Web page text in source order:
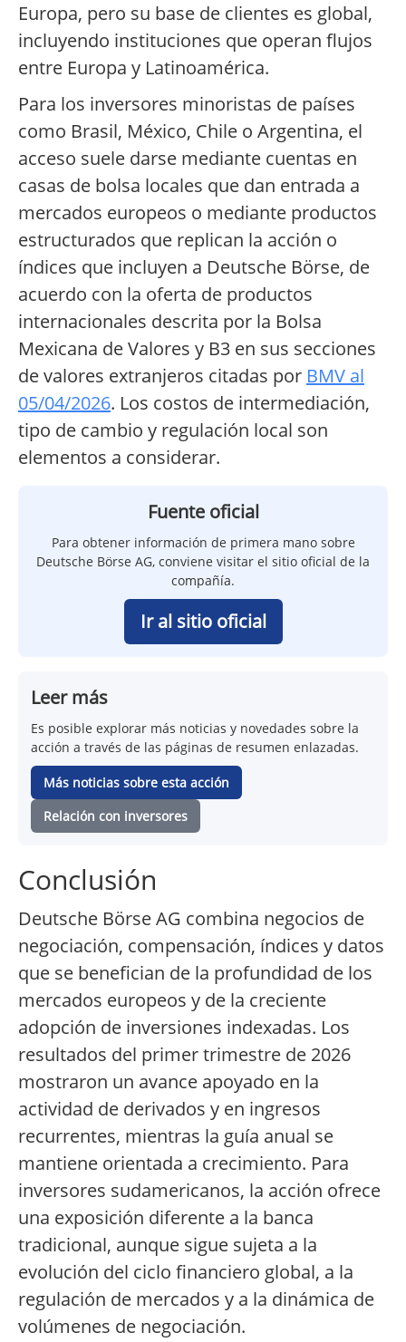
Europa, pero su base de clientes es global,
incluyendo instituciones que operan flujos
entre Europa y Latinoamérica.
Para los inversores minoristas de países
como Brasil, México, Chile o Argentina, el
acceso suele darse mediante cuentas en
casas de bolsa locales que dan entrada a
mercados europeos o mediante productos
estructurados que replican la acción o
índices que incluyen a Deutsche Börse, de
acuerdo con la oferta de productos
internacionales descrita por la Bolsa
Mexicana de Valores y B3 en sus secciones
de valores extranjeros citadas por BMV al
05/04/2026. Los costos de intermediación,
tipo de cambio y regulación local son
elementos a considerar.
Fuente oficial
Para obtener información de primera mano sobre
Deutsche Börse AG, conviene visitar el sitio oficial de la
compañía.
Ir al sitio oficial
Leer más
Es posible explorar más noticias y novedades sobre la
acción a través de las páginas de resumen enlazadas.
Más noticias sobre esta acción
Relación con inversores
Conclusión
Deutsche Börse AG combina negocios de
negociación, compensación, índices y datos
que se benefician de la profundidad de los
mercados europeos y de la creciente
adopción de inversiones indexadas. Los
resultados del primer trimestre de 2026
mostraron un avance apoyado en la
actividad de derivados y en ingresos
recurrentes, mientras la guía anual se
mantiene orientada a crecimiento. Para
inversores sudamericanos, la acción ofrece
una exposición diferente a la banca
tradicional, aunque sigue sujeta a la
evolución del ciclo financiero global, a la
regulación de mercados y a la dinámica de
volúmenes de negociación.